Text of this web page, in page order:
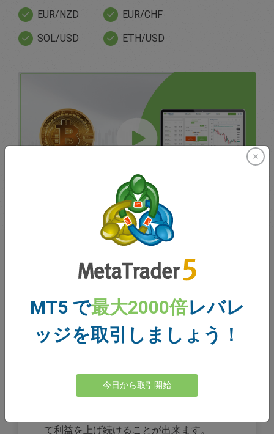
EUR/NZD
SOL/USD
EUR/CHF
ETH/USD
easyTradeを利用するの
か？
easyTradeが内包するテクノロジーはあな
たの可能性を抑制しません。市場があなた
て利益を上げ続けることが出来ます。
MT5 で最大2000倍レバレ
ッジを取引しましょう！
今日から取引開始